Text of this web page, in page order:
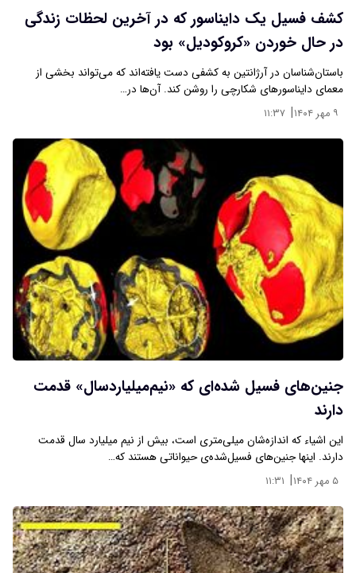
کشف فسیل یک دایناسور که در آخرین لحظات زندگی
در حال خوردن «کروکودیل» بود
باستان‌شناسان در آرژانتین به کشفی دست یافته‌اند که می‌تواند بخشی از
معمای دایناسورهای شکارچی را روشن کند. آن‌ها در…
۹ مهر ۱۴۰۴ | ۱۱:۳۷
جنین‌های فسیل شده‌ای که «نیم‌میلیاردسال» قدمت
دارند
این اشیاء که اندازه‌شان میلی‌متری است، بیش از نیم میلیارد سال قدمت
دارند. اینها جنین‌های فسیل‌شده‌ی حیواناتی هستند که…
۵ مهر ۱۴۰۴ | ۱۱:۳۱